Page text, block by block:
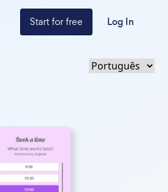
Start for free Log In